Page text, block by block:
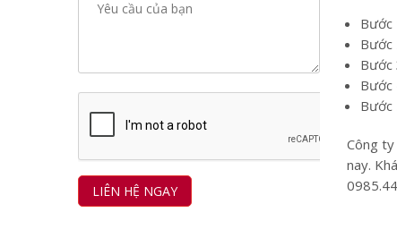
Bước
Bước
Bước
Bước
Bước
Công
nay.